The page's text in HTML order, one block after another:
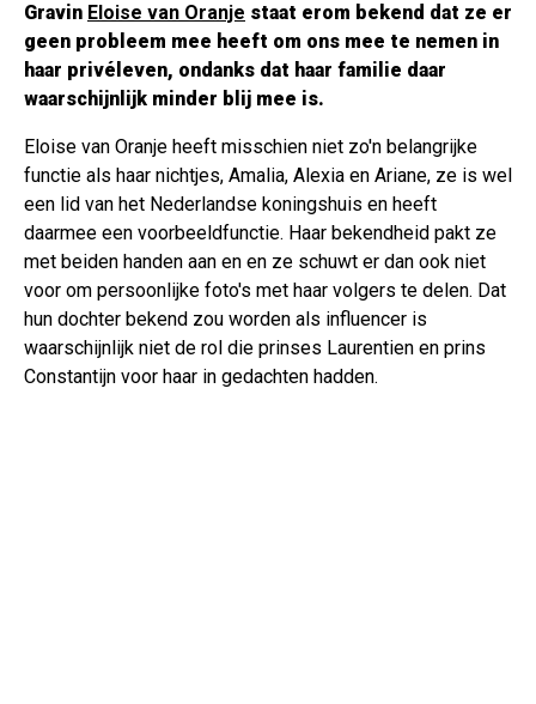
Gravin Eloise van Oranje staat erom bekend dat ze er
geen probleem mee heeft om ons mee te nemen in
haar privéleven, ondanks dat haar familie daar
waarschijnlijk minder blij mee is.
Eloise van Oranje heeft misschien niet zo'n belangrijke
functie als haar nichtjes, Amalia, Alexia en Ariane, ze is wel
een lid van het Nederlandse koningshuis en heeft
daarmee een voorbeeldfunctie. Haar bekendheid pakt ze
met beiden handen aan en en ze schuwt er dan ook niet
voor om persoonlijke foto's met haar volgers te delen. Dat
hun dochter bekend zou worden als influencer is
waarschijnlijk niet de rol die prinses Laurentien en prins
Constantijn voor haar in gedachten hadden.